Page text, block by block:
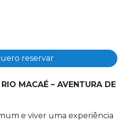
reservar
MACAÉ – AVENTURA DE
e viver uma experiência